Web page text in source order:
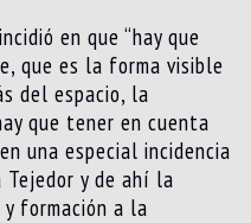
en que “hay que
que es la forma visible
del espacio, la
que tener en cuenta
una especial incidencia
Tejedor y de ahí la
formación a la